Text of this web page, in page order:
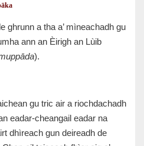
ghrunn a tha a’ mìneachadh gu
ann an Èirigh an Lùib
).
gu tric air a riochdachadh
eadar-cheangail eadar na
dhìreach gun deireadh de